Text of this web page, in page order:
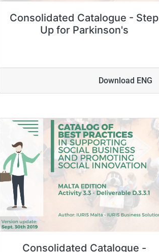
Consolidated Catalogue - Step
Up for Parkinson's
Download ENG
Consolidated Catalogue -